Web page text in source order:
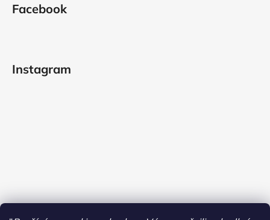
Facebook
Instagram